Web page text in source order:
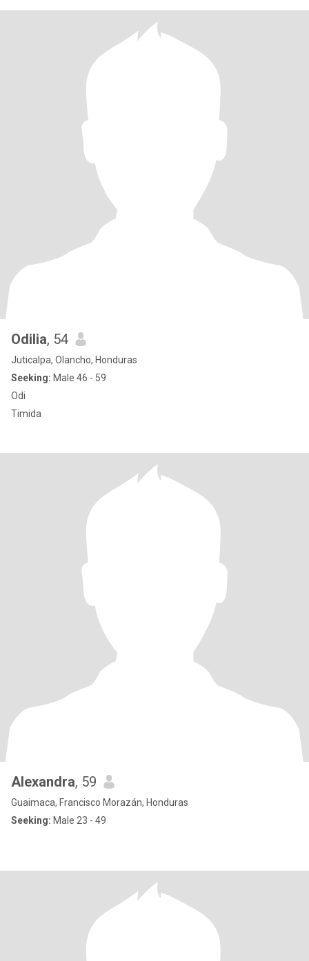
Odilia, 54
Juticalpa, Olancho, Honduras
Seeking: Male 46 - 59
Odi
Timida
Alexandra, 59
Guaimaca, Francisco Morazán, Honduras
Seeking: Male 23 - 49